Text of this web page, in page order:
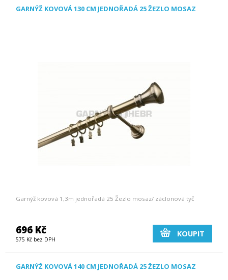
GARNÝŽ KOVOVÁ 130 CM JEDNOŘADÁ 25 ŽEZLO MOSAZ
Garnýž kovová 1,3m jednořadá 25 Žezlo mosaz/ záclonová tyč
696 Kč
575 Kč bez DPH
KOUPIT
GARNÝŽ KOVOVÁ 140 CM JEDNOŘADÁ 25 ŽEZLO MOSAZ